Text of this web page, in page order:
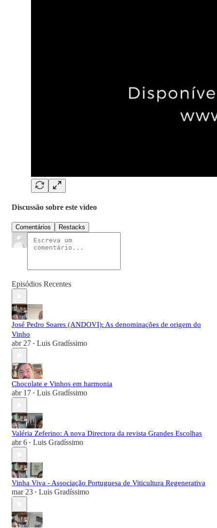
Discussão sobre este vídeo
Comentários Restacks
Episódios Recentes
José Pedro Soares (ANDOVI): As denominações de origem do
Vinho
abr 27 • Luis Gradíssimo
Chocolate e Vinhos em harmonia
abr 17 • Luis Gradíssimo
Valéria Zeferino: A nova Directora da revista Grandes Escolhas
abr 6 • Luis Gradíssimo
Vinha Viva - Associação Portuguesa de Viticultura Regenerativa
mar 23 • Luis Gradíssimo